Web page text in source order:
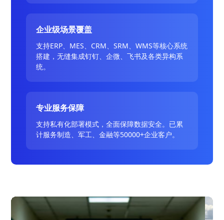
企业级场景覆盖
支持ERP、MES、CRM、SRM、WMS等核心系统
搭建，无缝集成钉钉、企微、飞书及各类异构系
统。
专业服务保障
支持私有化部署模式，全面保障数据安全。已累
计服务制造、军工、金融等50000+企业客户。